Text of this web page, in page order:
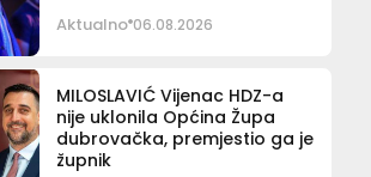
Aktualno 06.08.2026
MILOSLAVIĆ Vijenac HDZ-a
nije uklonila Općina Župa
dubrovačka, premjestio ga je
župnik